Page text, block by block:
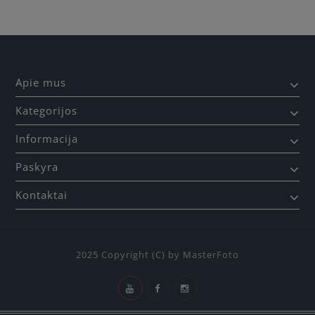
Apie mus
Kategorijos
Informacija
Paskyra
Kontaktai
2025 Copyright (C) by MasterFoto